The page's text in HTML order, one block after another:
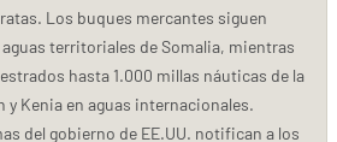
Los buques mercantes siguen
territoriales de Somalia, mientras
hasta 1.000 millas náuticas de la
y Kenia en aguas internacionales.
del gobierno de EE.UU. notifican a los